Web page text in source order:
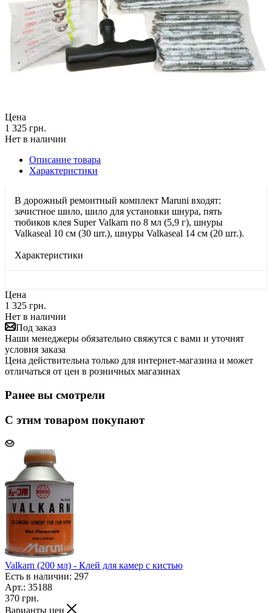
Цена
1 325 грн.
Нет в наличии
Описание товара
Характеристики
В дорожный ремонтный комплект Maruni входят:
зачистное шило, шило для установки шнура, пять
тюбиков клея Super Valkarn по 8 мл (5,9 г), шнуры
Valkaseal 10 см (30 шт.), шнуры Valkaseal 14 см (20 шт.).
Характеристики
Цена
1 325 грн.
Нет в наличии
Под заказ
Наши менеджеры обязательно свяжутся с вами и уточнят
условия заказа
Цена действительна только для интернет-магазина и может
отличаться от цен в розничных магазинах
Ранее вы смотрели
С этим товаром покупают
Valkarn (200 мл) - Клей для камер с кистью
Есть в наличии: 297
Арт.: 35188
370 грн.
Варианты цен